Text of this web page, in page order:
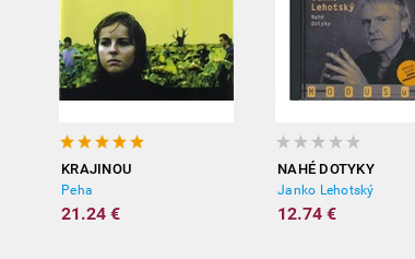
KRAJINOU
Peha
21.24 €
NAHÉ DOTYKY
Janko Lehotský
12.74 €